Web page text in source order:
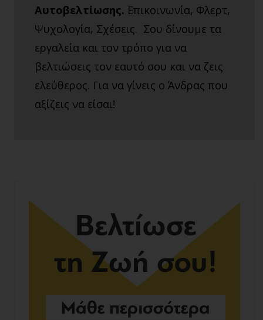
Αυτοβελτίωσης. Επικοινωνία, Φλερτ,
Ψυχολογία, Σχέσεις. Σου δίνουμε τα
εργαλεία και τον τρόπο για να
βελτιώσεις τον εαυτό σου και να ζεις
ελεύθερος. Για να γίνεις ο Άνδρας που
αξίζεις να είσαι!